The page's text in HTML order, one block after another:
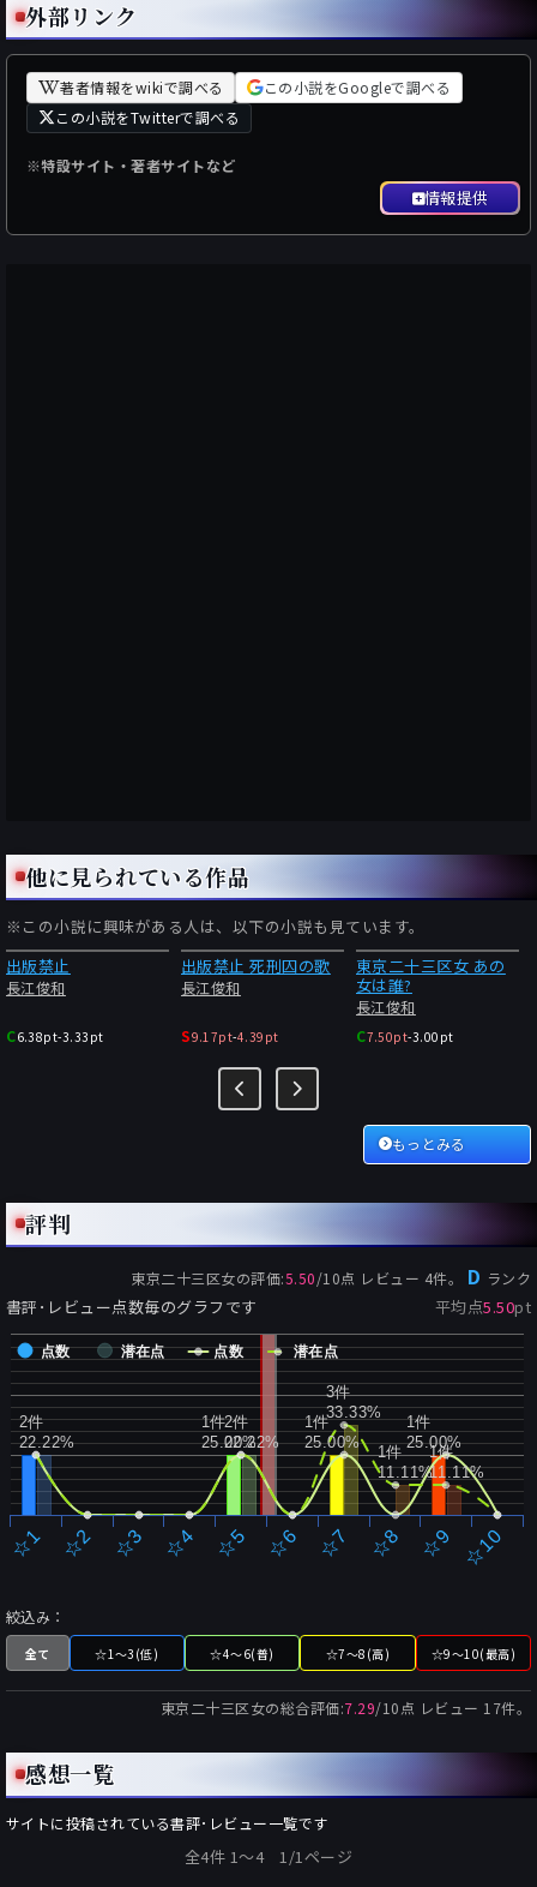
外部リンク
著者情報をwikiで調べる
この小説をGoogleで調べる
この小説をTwitterで調べる
※特設サイト・著者サイトなど
情報提供
他に見られている作品
※この小説に興味がある人は、以下の小説も見ています。
出版禁止
長江俊和
C6.38pt-3.33pt
出版禁止 死刑囚の歌
長江俊和
S9.17pt-4.39pt
東京二十三区女 あの
女は誰?
長江俊和
C7.50pt-3.00pt
もっとみる
評判
東京二十三区女の評価:5.50/10点 レビュー 4件。 D ランク
書評･レビュー点数毎のグラフです 平均点5.50pt
点数 潜在点 点数 潜在点
☆1 ☆2 ☆3 ☆4 ☆5 ☆6 ☆7 ☆8 ☆9 ☆10
1件
25.00%
1件
25.00%
1件
25.00%
2件
22.22%
2件
22.22%
3件
33.33%
1件
11.11%
1件
11.11%
絞込み：
全て ☆1～3(低) ☆4～6(普) ☆7～8(高) ☆9～10(最高)
東京二十三区女の総合評価:7.29/10点 レビュー 17件。
感想一覧
サイトに投稿されている書評･レビュー一覧です
全4件 1〜4 1/1ページ